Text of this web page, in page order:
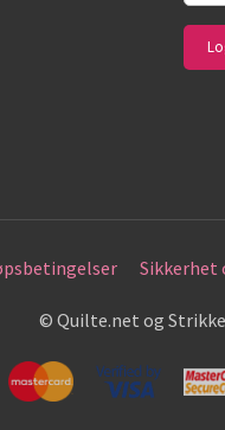
Sikkerhet
© Quilte.net og